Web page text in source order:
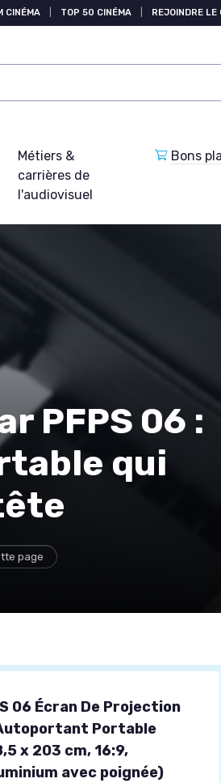
CINÉMA TOP 50 CINÉMA REJOINDRE LE
Métiers &
carrières de
l'audiovisuel
Bons
PFPS 06 :
qui
page
06 Écran De Projection
Portable
x 203 cm, 16:9,
avec poignée)